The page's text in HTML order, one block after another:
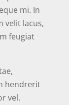
mi. In
velit lacus,
feugiat
hendrerit
vel.